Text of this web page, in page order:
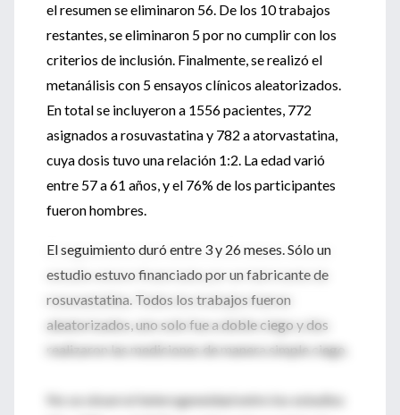
el resumen se eliminaron 56. De los 10 trabajos
restantes, se eliminaron 5 por no cumplir con los
criterios de inclusión. Finalmente, se realizó el
metanálisis con 5 ensayos clínicos aleatorizados.
En total se incluyeron a 1556 pacientes, 772
asignados a rosuvastatina y 782 a atorvastatina,
cuya dosis tuvo una relación 1:2. La edad varió
entre 57 a 61 años, y el 76% de los participantes
fueron hombres.
El seguimiento duró entre 3 y 26 meses. Sólo un
estudio estuvo financiado por un fabricante de
rosuvastatina. Todos los trabajos fueron
aleatorizados, uno solo fue a doble ciego y dos
realizaron las mediciones de manera simple ciego.
No se observó heterogeneidad entre los estudios